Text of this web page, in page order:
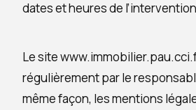
dates et heures de
Le site
régulièrement par le
même façon, les mentions